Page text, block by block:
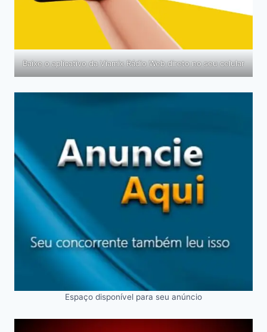
Baixe o aplicativo da Viamix Rádio Web direto no seu celular
Espaço disponível para seu anúncio